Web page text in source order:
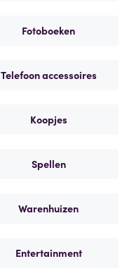
Fotoboeken
Telefoon accessoires
Koopjes
Spellen
Warenhuizen
Entertainment